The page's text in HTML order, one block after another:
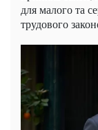
для малого та
трудового